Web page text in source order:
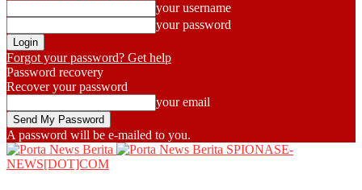
your username
your password
Forgot your password? Get help
Password recovery
Recover your password
your email
A password will be e-mailed to you.
SPIONASE-
NEWS[DOT]COM